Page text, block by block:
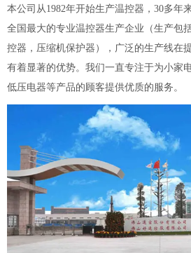
本公司从1982年开始生产温控器，30多年
全国最大的专业温控器生产企业（生产包
控器，压缩机保护器），广泛的生产线在
有着显著的优势。我们一直专注于为小家
低压电器等产品的顾客提供优质的服务。